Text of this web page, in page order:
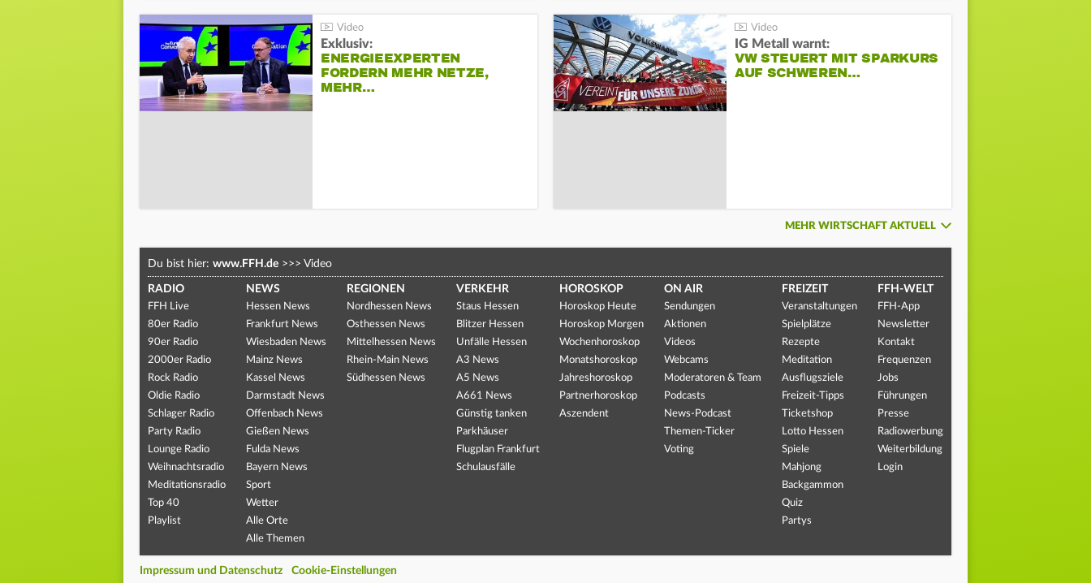
Exklusiv:
ENERGIEEXPERTEN
FORDERN MEHR NETZE,
MEHR…
IG Metall warnt:
VW STEUERT MIT SPARKURS
AUF SCHWEREN…
MEHR WIRTSCHAFT AKTUELL
Du bist hier: www.FFH.de >>> Video
RADIO
FFH Live
80er Radio
90er Radio
2000er Radio
Rock Radio
Oldie Radio
Schlager Radio
Party Radio
Lounge Radio
Weihnachtsradio
Meditationsradio
Top 40
Playlist
NEWS
Hessen News
Frankfurt News
Wiesbaden News
Mainz News
Kassel News
Darmstadt News
Offenbach News
Gießen News
Fulda News
Bayern News
Sport
Wetter
Alle Orte
Alle Themen
REGIONEN
Nordhessen News
Osthessen News
Mittelhessen News
Rhein-Main News
Südhessen News
VERKEHR
Staus Hessen
Blitzer Hessen
Unfälle Hessen
A3 News
A5 News
A661 News
Günstig tanken
Parkhäuser
Flugplan Frankfurt
Schulausfälle
HOROSKOP
Horoskop Heute
Horoskop Morgen
Wochenhoroskop
Monatshoroskop
Jahreshoroskop
Partnerhoroskop
Aszendent
ON AIR
Sendungen
Aktionen
Videos
Webcams
Moderatoren & Team
Podcasts
News-Podcast
Themen-Ticker
Voting
FREIZEIT
Veranstaltungen
Spielplätze
Rezepte
Meditation
Ausflugsziele
Freizeit-Tipps
Ticketshop
Lotto Hessen
Spiele
Mahjong
Backgammon
Quiz
Partys
FFH-WELT
FFH-App
Newsletter
Kontakt
Frequenzen
Jobs
Führungen
Presse
Radiowerbung
Weiterbildung
Login
Impressum und Datenschutz Cookie-Einstellungen